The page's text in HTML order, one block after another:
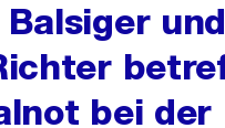
Balsiger und
bei der